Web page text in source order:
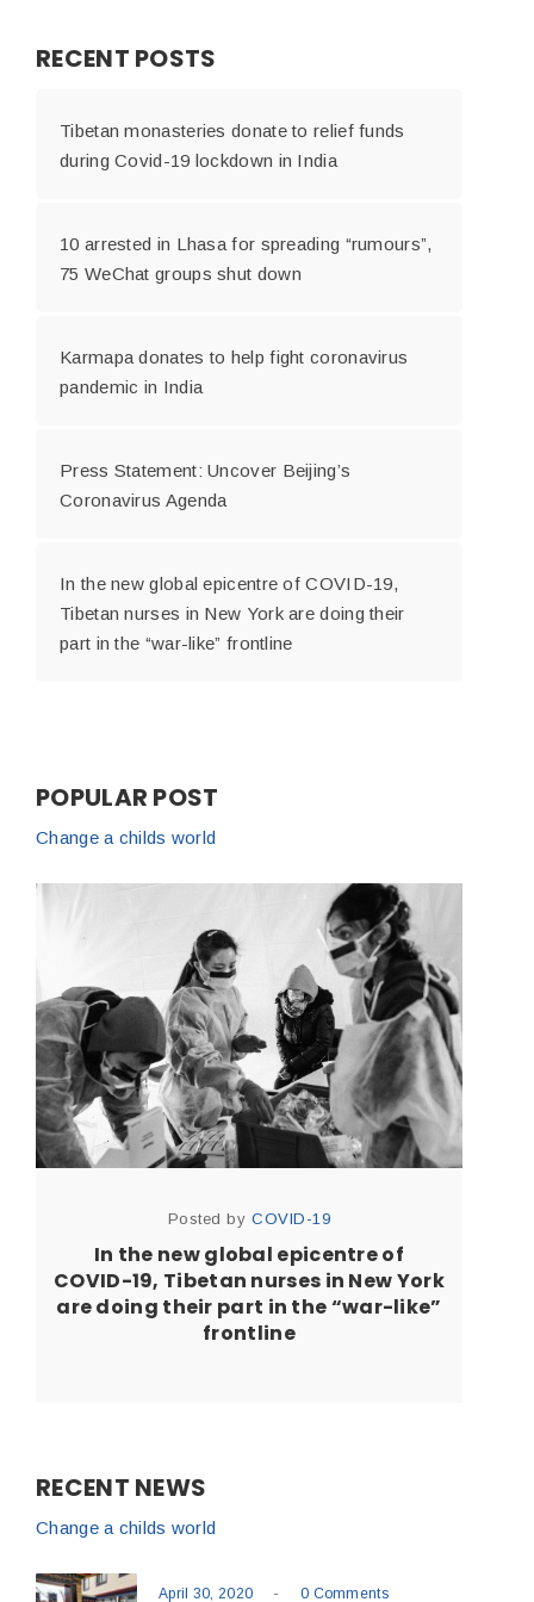
RECENT POSTS
Tibetan monasteries donate to relief funds
during Covid-19 lockdown in India
10 arrested in Lhasa for spreading “rumours”,
75 WeChat groups shut down
Karmapa donates to help fight coronavirus
pandemic in India
Press Statement: Uncover Beijing’s
Coronavirus Agenda
In the new global epicentre of COVID-19,
Tibetan nurses in New York are doing their
part in the “war-like” frontline
POPULAR POST
Change a childs world
Posted byCOVID-19
In the new global epicentre of
COVID-19, Tibetan nurses in New York
are doing their part in the “war-like”
frontline
RECENT NEWS
Change a childs world
April 30, 2020 - 0 Comments